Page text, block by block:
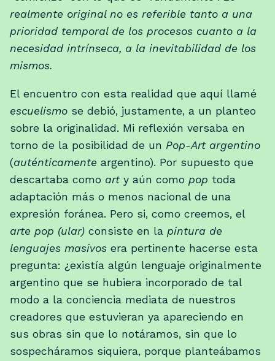
realmente original no es referible tanto a una
prioridad temporal de los procesos cuanto a la
necesidad intrínseca, a la inevitabilidad de los
mismos.
El encuentro con esta realidad que aquí llamé
escuelismo se debió, justamente, a un planteo
sobre la originalidad. Mi reflexión versaba en
torno de la posibilidad de un Pop-Art argentino
(auténticamente argentino). Por supuesto que
descartaba como arty aún como pop toda
adaptación más o menos nacional de una
expresión foránea. Pero si, como creemos, el
arte pop (ular) consiste en la pintura de
lenguajes masivos era pertinente hacerse esta
pregunta: ¿existía algún lenguaje originalmente
argentino que se hubiera incorporado de tal
modo a la conciencia mediata de nuestros
creadores que estuvieran ya apareciendo en
sus obras sin que lo notáramos, sin que lo
sospecháramos siquiera, porque planteábamos